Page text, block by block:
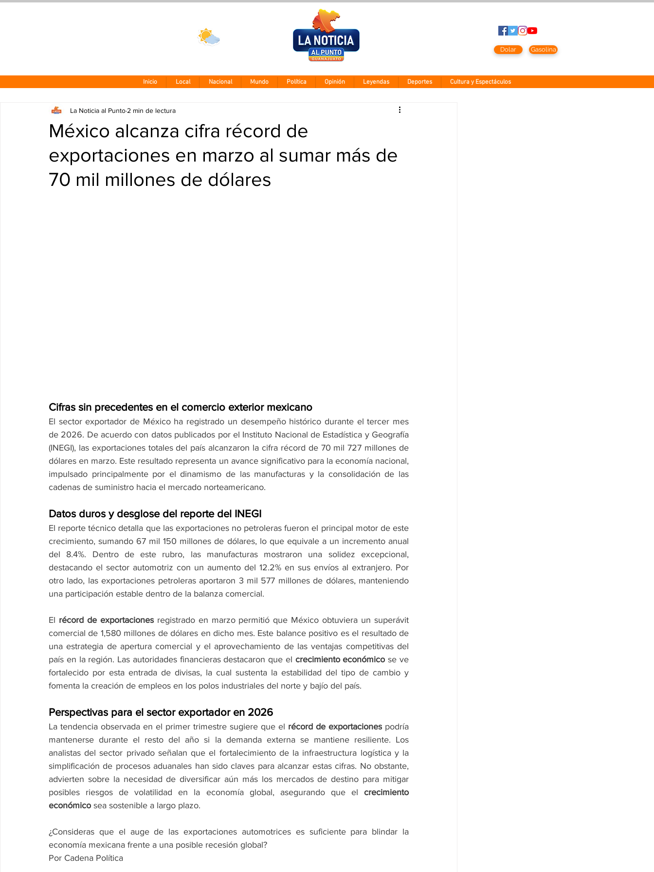
Dolar Gasolina
Inicio Local Nacional Mundo Política Opinión Leyendas Deportes Cultura y Espectáculos
México alcanza cifra récord de
exportaciones en marzo al sumar más de
70 mil millones de dólares
La Noticia al Punto 2 min de lectura
Cifras sin precedentes en el comercio exterior mexicano
El sector exportador de México ha registrado un desempeño histórico durante el tercer mes
de 2026. De acuerdo con datos publicados por el Instituto Nacional de Estadística y Geografía
(INEGI), las exportaciones totales del país alcanzaron la cifra récord de 70 mil 727 millones de
dólares en marzo. Este resultado representa un avance significativo para la economía nacional,
impulsado principalmente por el dinamismo de las manufacturas y la consolidación de las
cadenas de suministro hacia el mercado norteamericano.
Datos duros y desglose del reporte del INEGI
El reporte técnico detalla que las exportaciones no petroleras fueron el principal motor de este
crecimiento, sumando 67 mil 150 millones de dólares, lo que equivale a un incremento anual
del 8.4%. Dentro de este rubro, las manufacturas mostraron una solidez excepcional,
destacando el sector automotriz con un aumento del 12.2% en sus envíos al extranjero. Por
otro lado, las exportaciones petroleras aportaron 3 mil 577 millones de dólares, manteniendo
una participación estable dentro de la balanza comercial.
El récord de exportaciones registrado en marzo permitió que México obtuviera un superávit
comercial de 1,580 millones de dólares en dicho mes. Este balance positivo es el resultado de
una estrategia de apertura comercial y el aprovechamiento de las ventajas competitivas del
país en la región. Las autoridades financieras destacaron que el crecimiento económico se ve
fortalecido por esta entrada de divisas, la cual sustenta la estabilidad del tipo de cambio y
fomenta la creación de empleos en los polos industriales del norte y bajío del país.
Perspectivas para el sector exportador en 2026
La tendencia observada en el primer trimestre sugiere que el récord de exportaciones podría
mantenerse durante el resto del año si la demanda externa se mantiene resiliente. Los
analistas del sector privado señalan que el fortalecimiento de la infraestructura logística y la
simplificación de procesos aduanales han sido claves para alcanzar estas cifras. No obstante,
advierten sobre la necesidad de diversificar aún más los mercados de destino para mitigar
posibles riesgos de volatilidad en la economía global, asegurando que el crecimiento
económico sea sostenible a largo plazo.
¿Consideras que el auge de las exportaciones automotrices es suficiente para blindar la
economía mexicana frente a una posible recesión global?
Por Cadena Política